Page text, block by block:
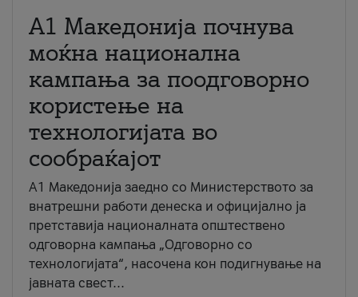
A1 Македонија почнува
моќна национална
кампања за поодговорно
користење на
технологијата во
сообраќајот
A1 Македонија заедно со Министерството за
внатрешни работи денеска и официјално ја
претставија националната општествено
одговорна кампања „Одговорно со
технологијата“, насочена кон подигнување на
јавната свест...